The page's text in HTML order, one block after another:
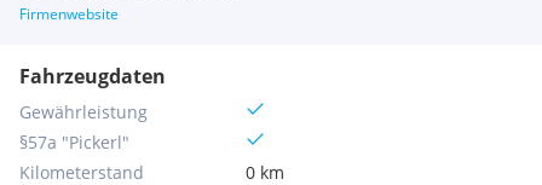
Firmenwebsite
Fahrzeugdaten
Gewährleistung
§57a "Pickerl"
Kilometerstand
0 km